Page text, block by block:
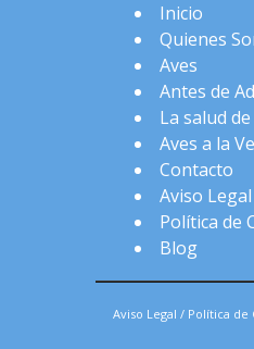
Inicio
Quienes
Aves
Antes de
La salud
Aves a la
Contacto
Aviso Legal
Política de
Blog
Aviso Legal / Política de